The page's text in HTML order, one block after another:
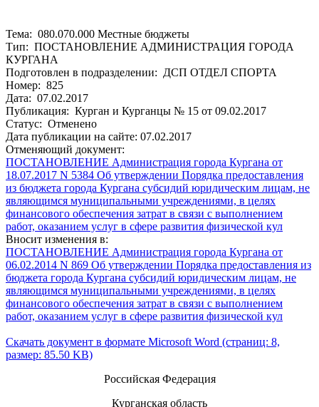
Тема: 080.070.000 Местные бюджеты
Тип: ПОСТАНОВЛЕНИЕ АДМИНИСТРАЦИЯ ГОРОДА
КУРГАНА
Подготовлен в подразделении: ДСП ОТДЕЛ СПОРТА
Номер: 825
Дата: 07.02.2017
Публикация: Курган и Курганцы № 15 от 09.02.2017
Статус: Отменено
Дата публикации на сайте: 07.02.2017
Отменяющий документ:
ПОСТАНОВЛЕНИЕ Администрация города Кургана от
18.07.2017 N 5384 Об утверждении Порядка предоставления
из бюджета города Кургана субсидий юридическим лицам, не
являющимся муниципальными учреждениями, в целях
финансового обеспечения затрат в связи с выполнением
работ, оказанием услуг в сфере развития физической кул
Вносит изменения в:
ПОСТАНОВЛЕНИЕ Администрация города Кургана от
06.02.2014 N 869 Об утверждении Порядка предоставления из
бюджета города Кургана субсидий юридическим лицам, не
являющимся муниципальными учреждениями, в целях
финансового обеспечения затрат в связи с выполнением
работ, оказанием услуг в сфере развития физической кул
Скачать документ в формате Microsoft Word (страниц: 8,
размер: 85.50 KB)
Российская Федерация
Курганская область